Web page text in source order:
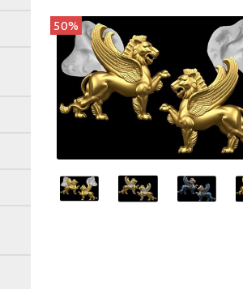
50%